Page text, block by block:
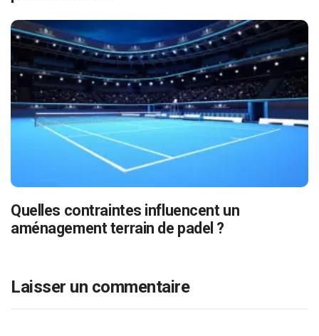
Quelles contraintes influencent un
aménagement terrain de padel ?
Laisser un commentaire